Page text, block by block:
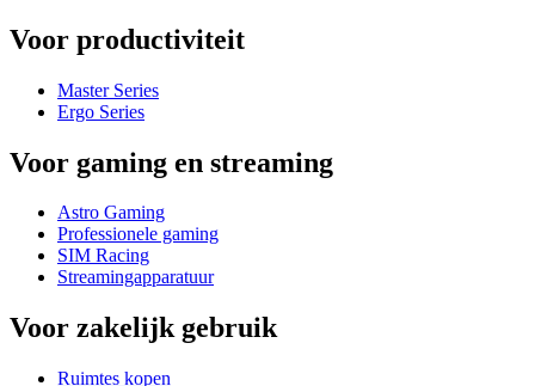
Voor productiviteit
Master Series
Ergo Series
Voor gaming en streaming
Astro Gaming
Professionele gaming
SIM Racing
Streamingapparatuur
Voor zakelijk gebruik
Ruimtes kopen